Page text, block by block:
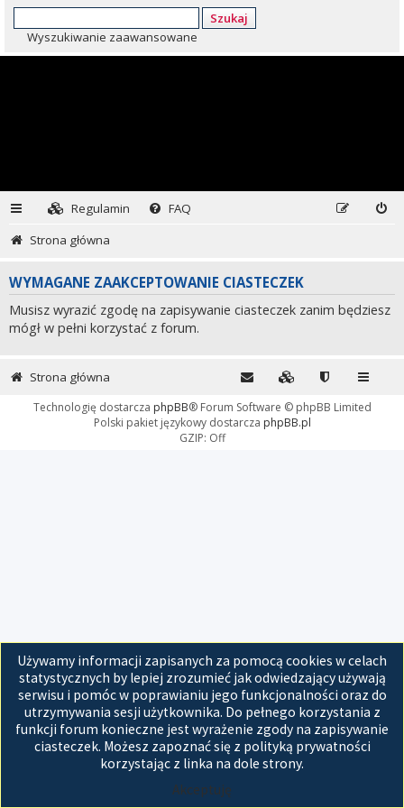
Szukaj
Wyszukiwanie zaawansowane
Regulamin
FAQ
Strona główna
WYMAGANE ZAAKCEPTOWANIE CIASTECZEK
Musisz wyrazić zgodę na zapisywanie ciasteczek zanim będziesz
mógł w pełni korzystać z forum.
Używamy informacji zapisanych za pomocą cookies w celach
statystycznych by lepiej zrozumieć jak odwiedzający używają
serwisu i pomóc w poprawianiu jego funkcjonalności oraz do
utrzymywania sesji użytkownika. Do pełnego korzystania z
funkcji forum konieczne jest wyrażenie zgody na zapisywanie
ciasteczek. Możesz zapoznać się z polityką prywatności
korzystając z linka na dole strony.
Akceptuję
Strona główna
Technologię dostarcza phpBB® Forum Software © phpBB Limited
Polski pakiet językowy dostarcza phpBB.pl
GZIP: Off